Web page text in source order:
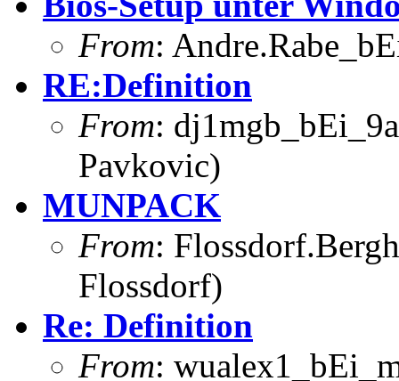
From:
RE:Definition
From:
Pavkovic)
MUNPACK
From:
Flossdorf)
Re: Definition
From: